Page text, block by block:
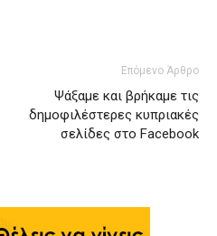
Επόμενο Άρθρο
Ψάξαμε και βρήκαμε τις
δημοφιλέστερες κυπριακές
σελίδες στο Facebook